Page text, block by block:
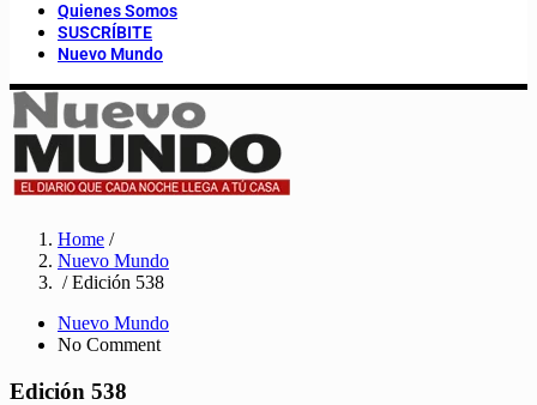
Quienes Somos
SUSCRÍBITE
Nuevo Mundo
Home /
Nuevo Mundo
/ Edición 538
Nuevo Mundo
No Comment
Edición 538